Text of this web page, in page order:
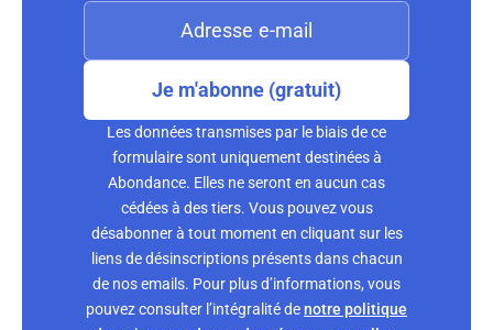
Je m'abonne (gratuit)
Les données transmises par le biais de ce
formulaire sont uniquement destinées à
Abondance. Elles ne seront en aucun cas
cédées à des tiers. Vous pouvez vous
désabonner à tout moment en cliquant sur les
liens de désinscriptions présents dans chacun
de nos emails. Pour plus d’informations, vous
pouvez consulter l’intégralité denotre politique